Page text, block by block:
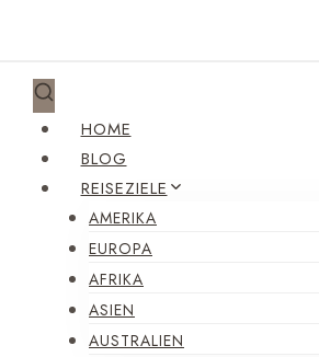
HOME
BLOG
REISEZIELE
AMERIKA
EUROPA
AFRIKA
ASIEN
AUSTRALIEN